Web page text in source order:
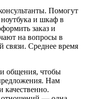
Помогут
и шкаф в
заказ и
на вопросы в
связи. Среднее время
общения, чтобы
Нам
качественно.